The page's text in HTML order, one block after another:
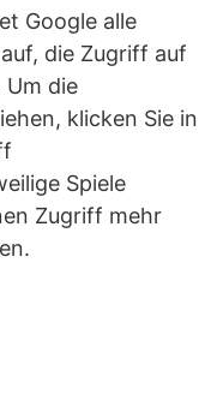
Google alle
die Zugriff auf
Um die
klicken Sie in
Spiele
Zugriff mehr